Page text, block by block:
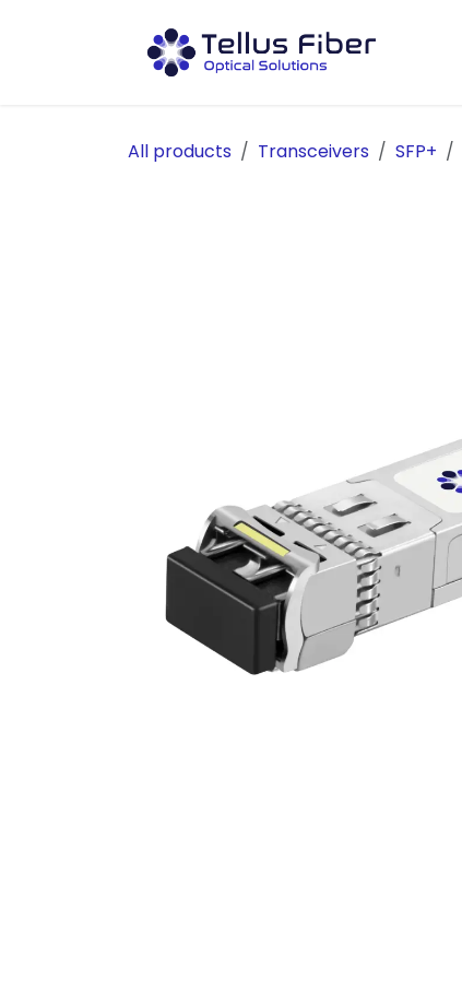
All products Transceivers SFP+